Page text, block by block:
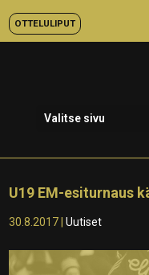
OTTELULIPUT
Valitse sivu
U19 EM-esiturnaus
30.8.2017 |Uutiset